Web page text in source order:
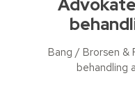
​Bang / Brorsen &
behandling